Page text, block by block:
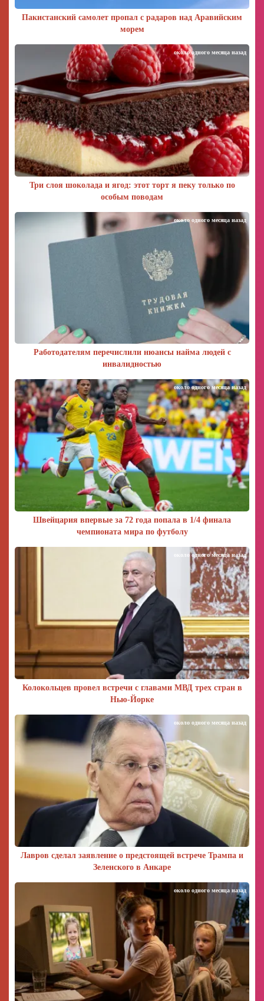
Пакистанский самолет пропал с радаров над Аравийским
морем
Три слоя шоколада и ягод: этот торт я пеку только по
особым поводам
около одного месяца назад
Работодателям перечислили нюансы найма людей с
инвалидностью
около одного месяца назад
Швейцария впервые за 72 года попала в 1/4 финала
чемпионата мира по футболу
около одного месяца назад
Колокольцев провел встречи с главами МВД трех стран в
Нью-Йорке
около одного месяца назад
Лавров сделал заявление о предстоящей встрече Трампа и
Зеленского в Анкаре
около одного месяца назад
около одного месяца назад